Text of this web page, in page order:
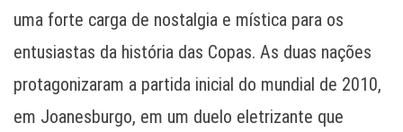
uma forte carga de nostalgia e mística para os
entusiastas da história das Copas. As duas nações
protagonizaram a partida inicial do mundial de 2010,
em Joanesburgo, em um duelo eletrizante que